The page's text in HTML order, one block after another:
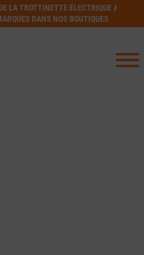
LA TROTTINETTE ÉLECTRIQUE //
DANS NOS BOUTIQUES